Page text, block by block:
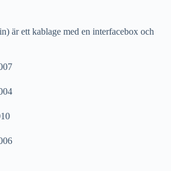
är ett kablage med en interfacebox och